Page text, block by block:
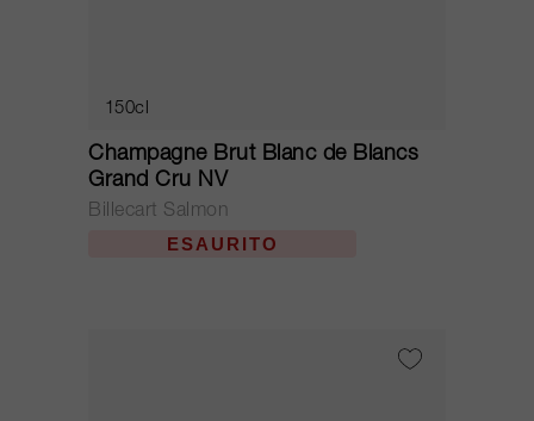
150cl
Champagne Brut Blanc de Blancs
Grand Cru NV
Billecart Salmon
ESAURITO